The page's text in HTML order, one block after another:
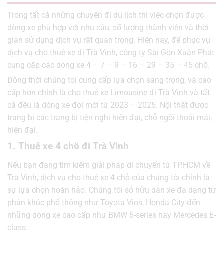
Trong tất cả những chuyến đi du lịch thì việc chọn được
dòng xe phù hợp với nhu cầu, số lượng thành viên và thời
gian sử dụng dịch vụ rất quan trọng. Hiện nay, để phục vụ
dịch vụ cho thuê xe đi Trà Vinh, công ty Sài Gòn Xuân Phát
cung cấp các dòng xe 4 – 7 – 9 – 16 – 29 – 35 – 45 chỗ.
Đồng thời chúng toi cung cấp lựa chọn sang trọng, và cao
cấp hơn chính là cho thuê xe Limousine đi Trà Vinh và tất
cả đều là dòng xe đời mới từ 2023 – 2025. Nội thất được
trang bị các trang bị tiện nghi hiện đại, chỗ ngồi thoải mái,
hiện đại.
1. Thuê xe 4 chỗ đi Trà Vinh
Nếu bạn đang tìm kiếm giải pháp di chuyển từ TP.HCM về
Trà Vinh, dịch vụ cho thuê xe 4 chỗ của chúng tôi chính là
sự lựa chọn hoàn hảo. Chúng tôi sở hữu dàn xe đa dạng từ
phân khúc phổ thông như Toyota Vios, Honda City đến
những dòng xe cao cấp như BMW 5-series hay Mercedes E-
class.